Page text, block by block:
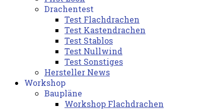
Drachentest
Test Flachdrachen
Test Kastendrachen
Test Stablos
Test Nullwind
Test Sonstiges
Hersteller News
Workshop
Baupläne
Workshop Flachdrachen